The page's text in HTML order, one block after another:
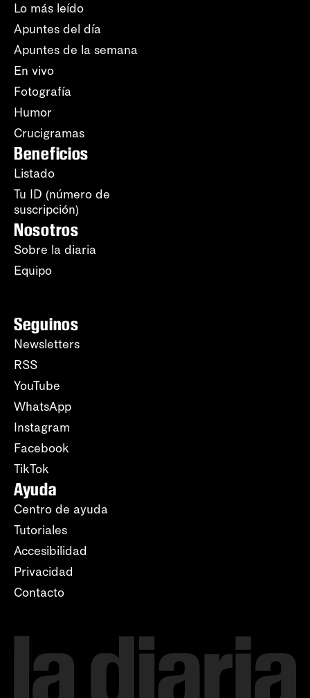
Lo más leído
Apuntes del día
Apuntes de la semana
En vivo
Fotografía
Humor
Crucigramas
Beneficios
Listado
Tu ID (número de
suscripción)
Nosotros
Sobre la diaria
Equipo
Seguinos
Newsletters
RSS
YouTube
WhatsApp
Instagram
Facebook
TikTok
Ayuda
Centro de ayuda
Tutoriales
Accesibilidad
Privacidad
Contacto